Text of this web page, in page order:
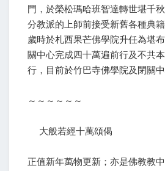
門，於榮松瑪哈班智達轉世堪千
分教派的上師前接受新舊各種典
歲時於札西果芒佛學院升任為堪
關中心完成四十萬遍前行及不共
行，目前於竹巴寺佛學院及閉關中
～～～～～～
大般若經十萬頌偈
正值新年萬物更新；亦是佛教教